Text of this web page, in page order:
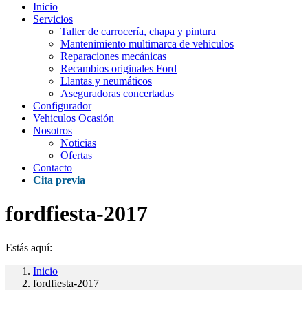
Inicio
Servicios
Taller de carrocería, chapa y pintura
Mantenimiento multimarca de vehiculos
Reparaciones mecánicas
Recambios originales Ford
Llantas y neumáticos
Aseguradoras concertadas
Configurador
Vehiculos Ocasión
Nosotros
Noticias
Ofertas
Contacto
Cita previa
fordfiesta-2017
Estás aquí:
Inicio
fordfiesta-2017